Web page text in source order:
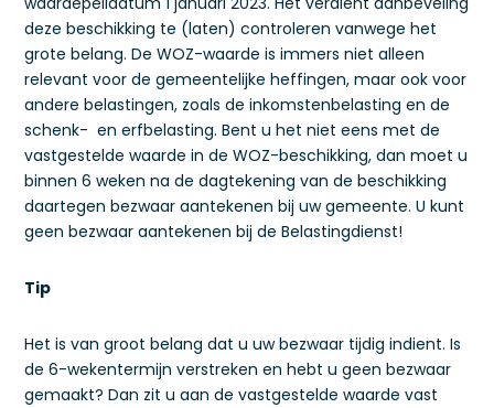
deze beschikking te (laten) controleren vanwege het
grote belang. De WOZ-waarde is immers niet alleen
relevant voor de gemeentelijke heffingen, maar ook voor
andere belastingen, zoals de inkomstenbelasting en de
schenk- en erfbelasting. Bent u het niet eens met de
vastgestelde waarde in de WOZ-beschikking, dan moet u
binnen 6 weken na de dagtekening van de beschikking
daartegen bezwaar aantekenen bij uw gemeente. U kunt
geen bezwaar aantekenen bij de Belastingdienst!
Tip
Het is van groot belang dat u uw bezwaar tijdig indient. Is
de 6-wekentermijn verstreken en hebt u geen bezwaar
gemaakt? Dan zit u aan de vastgestelde waarde vast